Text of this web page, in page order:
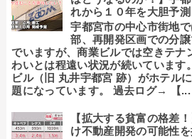
れから１０年を大胆予測
宇都宮市の中心市街地
部、再開発区画での分
でいますが、商業ビルでは空きテナ
わいとは程遠い状況が続いています
ビル（旧 丸井宇都宮 跡）がホテル
題になっています。 過去ログ→ 【...
【拡大する貧富の格差
け不動産開発の可能性を